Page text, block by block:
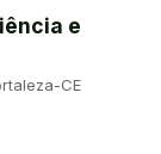
e
CE